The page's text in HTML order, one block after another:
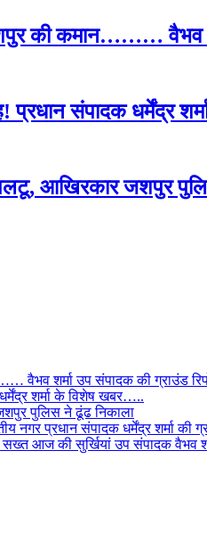
की कमान……… वैभव
प्रधान संपादक धर्मेंद्र
आखिरकार जशपुर
वैभव शर्मा उप संपादक की ग्राउंड
शर्मा के विशेष खबर…..
पुलिस ने ढूंढ निकाला
नगर प्रधान संपादक धर्मेंद्र शर्मा की
सख्त आज की सुर्खियां उप संपादक